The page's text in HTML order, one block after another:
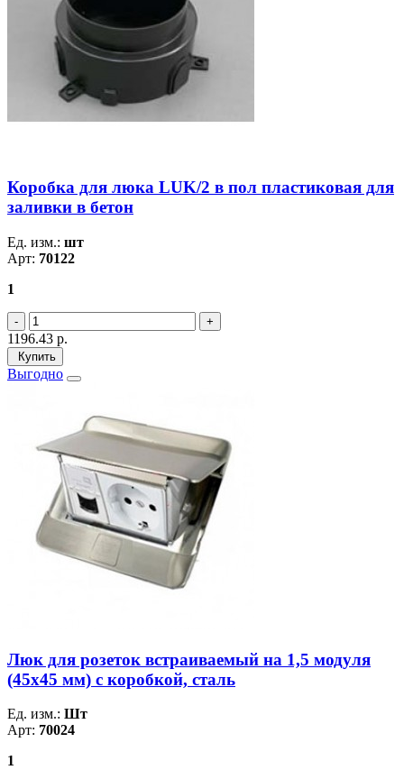
Коробка для люка LUK/2 в пол пластиковая для
заливки в бетон
Ед. изм.: шт
Арт: 70122
1
1196.43 р.
Купить
Выгодно
Люк для розеток встраиваемый на 1,5 модуля
(45х45 мм) с коробкой, сталь
Ед. изм.: Шт
Арт: 70024
1